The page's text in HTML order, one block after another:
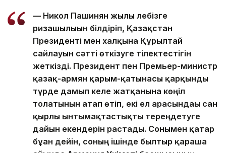
— Никол Пашинян жылы лебізге
ризашылығын білдіріп, Қазақстан
Президенті мен халқына Құрылтай
сайлауын сәтті өткізуге тілектестігін
жеткізді. Президент пен Премьер-министр
қазақ-армян қарым-қатынасы қарқынды
түрде дамып келе жатқанына көңіл
толатынын атап өтіп, екі ел арасындағы сан
қырлы ынтымақтастықты тереңдетуге
дайын екендерін растады. Сонымен қатар
бұған дейін, соның ішінде былтыр қараша